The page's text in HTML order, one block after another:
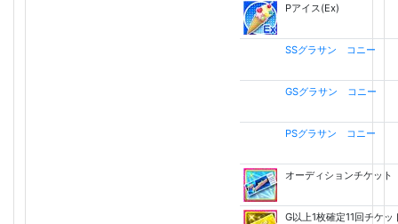
Pアイス(Ex)
SSグラサン コニー
GSグラサン コニー
PSグラサン コニー
オーディションチケット
G以上1枚確定11回チケッ